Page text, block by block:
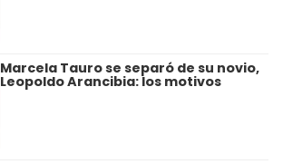
Marcela Tauro se separó de su novio,
Leopoldo Arancibia: los motivos